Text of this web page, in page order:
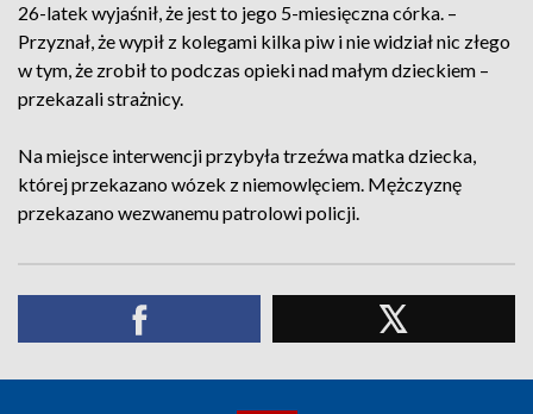
26-latek wyjaśnił, że jest to jego 5-miesięczna córka. –
Przyznał, że wypił z kolegami kilka piw i nie widział nic złego
w tym, że zrobił to podczas opieki nad małym dzieckiem –
przekazali strażnicy.
Na miejsce interwencji przybyła trzeźwa matka dziecka,
której przekazano wózek z niemowlęciem. Mężczyznę
przekazano wezwanemu patrolowi policji.